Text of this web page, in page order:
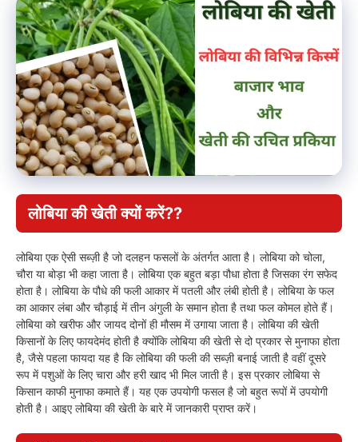
लोबिया की खेती क्यों करें??
लोबिया एक ऐसी सब्ज़ी है जो दलहन फसलों के अंतर्गत आता है। लोबिया को चोला,
चौरा या बोड़ा भी कहा जाता है। लोबिया एक बहुत बड़ा पौधा होता है जिसका रंग सफेद
होता है। लोबिया के पौधे की फली आकार में पतली और लंबी होती है। लोबिया के फल
का आकार लंबा और चौड़ाई में तीन अंगुली के समान होता है तथा फल कोमल होते हैं।
लोबिया को खरीफ और जायद दोनों ही मौसम में उगाया जाता है। लोबिया की खेती
किसानों के लिए फायदेमंद होती है क्योंकि लोबिया की खेती से दो प्रकार से मुनाफा होता
है, जैसे पहला फायदा यह है कि लोबिया की फली की सब्ज़ी बनाई जाती है वहीं दूसरे
रूप में पशुओं के लिए चारा और हरी खाद भी मिल जाती है। इस प्रकार लोबिया से
किसान काफी मुनाफा कमाते हैं। यह एक उपयोगी फसल है जो बहुत रूपों में उपयोगी
होती है। आइए लोबिया की खेती के बारे में जानकारी प्राप्त करें।